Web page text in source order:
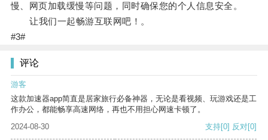
慢、网页加载缓慢等问题，同时确保您的个人信息安全。
让我们一起畅游互联网吧！。
#3#
评论
游客
这款加速器app简直是居家旅行必备神器，无论是看视频、玩游戏还是工
作办公，都能畅享高速网络，再也不用担心网速卡顿了。
2024-08-30
支持[0] 反对[0]